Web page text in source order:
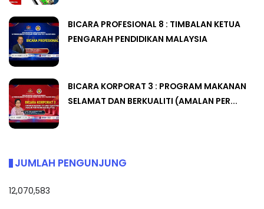
BICARA PROFESIONAL 8 : TIMBALAN KETUA
PENGARAH PENDIDIKAN MALAYSIA
BICARA KORPORAT 3 : PROGRAM MAKANAN
SELAMAT DAN BERKUALITI (AMALAN PER...
JUMLAH PENGUNJUNG
12,070,583